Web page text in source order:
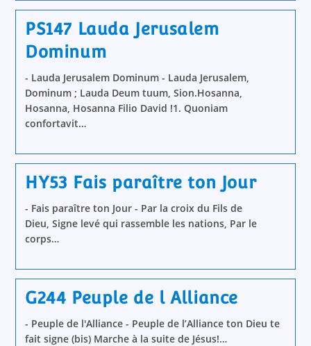
PS147 Lauda Jerusalem
Dominum
- Lauda Jerusalem Dominum - Lauda Jerusalem,
Dominum ; Lauda Deum tuum, Sion.Hosanna,
Hosanna, Hosanna Filio David !1. Quoniam
confortavit…
HY53 Fais paraître ton Jour
- Fais paraître ton Jour - Par la croix du Fils de
Dieu, Signe levé qui rassemble les nations, Par le
corps…
G244 Peuple de l Alliance
- Peuple de l'Alliance - Peuple de l’Alliance ton Dieu te
fait signe (bis) Marche à la suite de Jésus!…